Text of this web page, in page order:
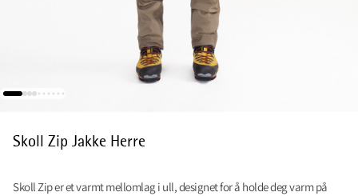
Skoll Zip Jakke Herre
Skoll Zip er et varmt mellomlag i ull, designet for å holde deg varm på